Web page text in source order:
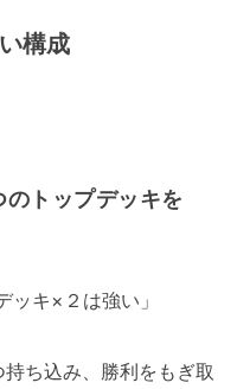
構成
トップデッキを
ッキ×２は強い」
ち込み、勝利をもぎ取